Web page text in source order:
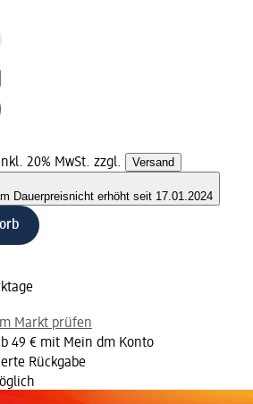
20% MwSt. zzgl. Versand
Dauerpreisnicht erhöht seit 17.01.2024
Markt prüfen
49 € mit Mein dm Konto
Rückgabe